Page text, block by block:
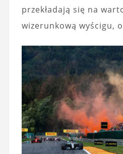
przekładają się na
wizerunkową wyścigu,